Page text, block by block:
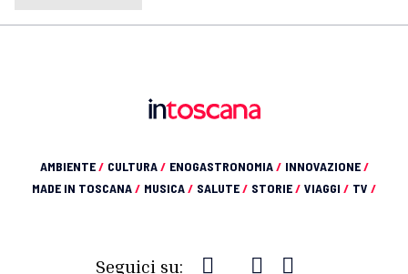
AMBIENTE/ CULTURA/ ENOGASTRONOMIA/ INNOVAZIONE/
MADE IN TOSCANA/ MUSICA/ SALUTE/ STORIE/ VIAGGI / TV /
Seguici su: